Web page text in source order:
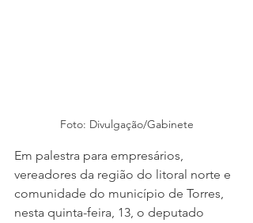
Foto: Divulgação/Gabinete
Em palestra para empresários,
vereadores da região do litoral norte e
comunidade do município de Torres,
nesta quinta-feira, 13, o deputado